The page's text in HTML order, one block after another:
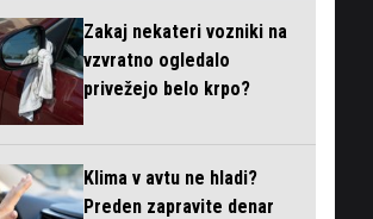
Zakaj nekateri vozniki na
vzvratno ogledalo
privežejo belo krpo?
Klima v avtu ne hladi?
Preden zapravite denar